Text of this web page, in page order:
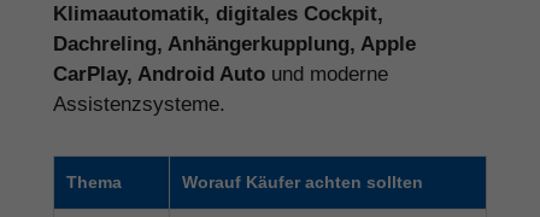
Klimaautomatik, digitales Cockpit,
Dachreling, Anhängerkupplung, Apple
CarPlay, Android Auto und moderne
Assistenzsysteme.
Thema Worauf Käufer achten sollten